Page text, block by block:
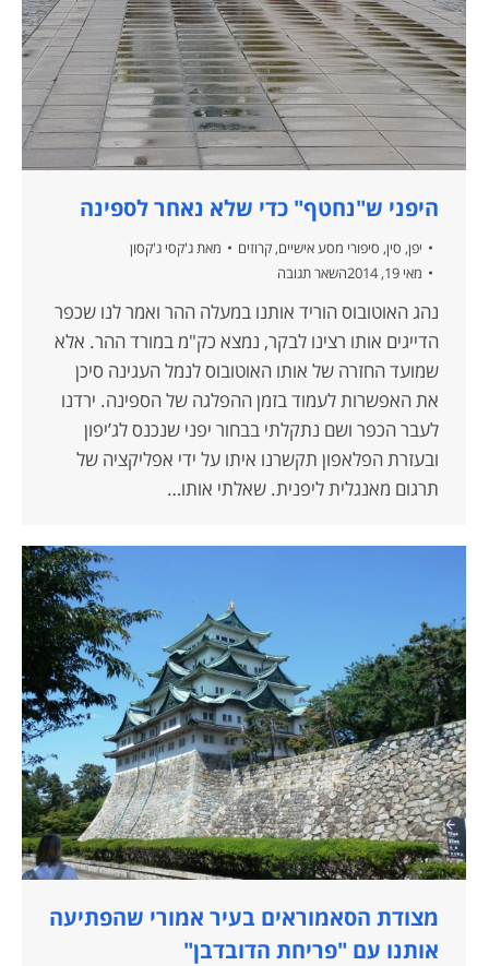
היפני ש"נחטף" כדי שלא נאחר לספינה
יפן, סין, סיפורי מסע אישיים, קרוזים מאת ג'קסי ג'קסון
מאי 19, 2014
השאר תגובה
נהג האוטובוס הוריד אותנו במעלה ההר ואמר לנו שכפר
הדייגים אותו רצינו לבקר, נמצא כק"מ במורד ההר. אלא
שמועד החזרה של אותו האוטובוס לנמל העגינה סיכן
את האפשרות לעמוד בזמן ההפלגה של הספינה. ירדנו
לעבר הכפר ושם נתקלתי בבחור יפני שנכנס לג’יפון
ובעזרת הפלאפון תקשרנו איתו על ידי אפליקציה של
תרגום מאנגלית ליפנית. שאלתי אותו…
מצודת הסאמוראים בעיר אמורי שהפתיעה
אותנו עם "פריחת הדובדבן"